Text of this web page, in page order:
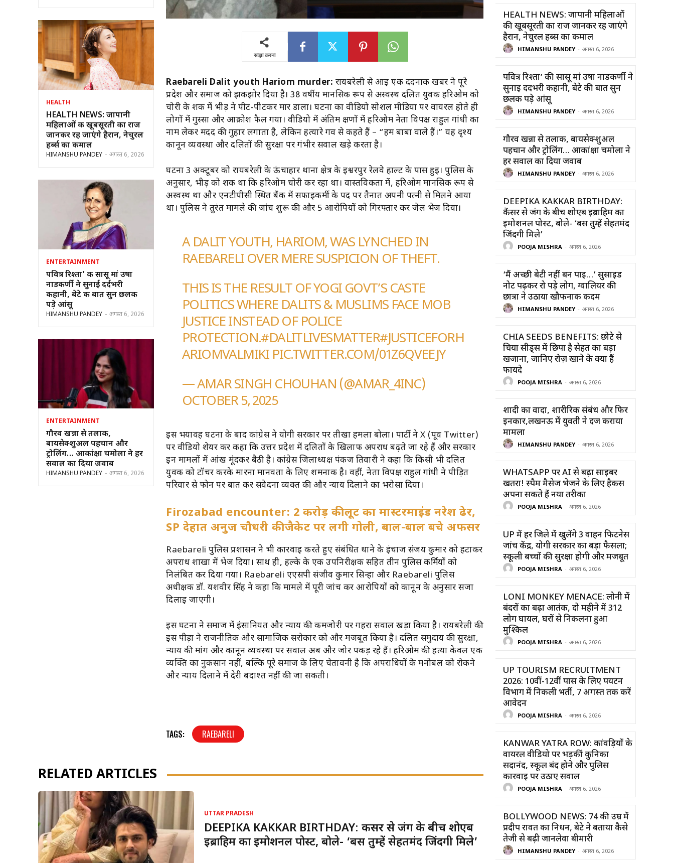
HEALTH
HEALTH NEWS: जापानी
महिलाओं की खूबसूरती का राज
जानकर रह जाएंगे हैरान, नेचुरल
हर्ब्स का कमाल
HIMANSHU PANDEY - अगस्त 6, 2026
ENTERTAINMENT
पवित्र रिश्ता’ की सासू मां उषा
नाडकर्णी ने सुनाई दर्दभरी
कहानी, बेटे की बात सुन छलक
पड़े आंसू
HIMANSHU PANDEY - अगस्त 6, 2026
ENTERTAINMENT
गौरव खन्ना से तलाक,
बायसेक्शुअल पहचान और
ट्रोलिंग… आकांक्षा चमोला ने हर
सवाल का दिया जवाब
HIMANSHU PANDEY - अगस्त 6, 2026
साझा करना
Raebareli Dalit youth Hariom murder: रायबरेली से आई एक दर्दनाक खबर ने पूरे
प्रदेश और समाज को झकझोर दिया है। 38 वर्षीय मानसिक रूप से अस्वस्थ दलित युवक हरिओम को
चोरी के शक में भीड़ ने पीट-पीटकर मार डाला। घटना का वीडियो सोशल मीडिया पर वायरल होते ही
लोगों में गुस्सा और आक्रोश फैल गया। वीडियो में अंतिम क्षणों में हरिओम नेता विपक्ष राहुल गांधी का
नाम लेकर मदद की गुहार लगाता है, लेकिन हत्यारे गर्व से कहते हैं – “हम बाबा वाले हैं।” यह दृश्य
कानून व्यवस्था और दलितों की सुरक्षा पर गंभीर सवाल खड़े करता है।
घटना 3 अक्टूबर को रायबरेली के ऊंचाहार थाना क्षेत्र के ईश्वरपुर रेलवे हाल्ट के पास हुई। पुलिस के
अनुसार, भीड़ को शक था कि हरिओम चोरी कर रहा था। वास्तविकता में, हरिओम मानसिक रूप से
अस्वस्थ था और एनटीपीसी स्थित बैंक में सफाईकर्मी के पद पर तैनात अपनी पत्नी से मिलने आया
था। पुलिस ने तुरंत मामले की जांच शुरू की और 5 आरोपियों को गिरफ्तार कर जेल भेज दिया।
A DALIT YOUTH, HARIOM, WAS LYNCHED IN
RAEBARELI OVER MERE SUSPICION OF THEFT.
THIS IS THE RESULT OF YOGI GOVT’S CASTE
POLITICS WHERE DALITS & MUSLIMS FACE MOB
JUSTICE INSTEAD OF POLICE
PROTECTION.#DALITLIVESMATTER#JUSTICEFORH
ARIOMVALMIKI PIC.TWITTER.COM/01Z6QVEEJY
— AMAR SINGH CHOUHAN (@AMAR_4INC)
OCTOBER 5, 2025
इस भयावह घटना के बाद कांग्रेस ने योगी सरकार पर तीखा हमला बोला। पार्टी ने X (पूर्व Twitter)
पर वीडियो शेयर कर कहा कि उत्तर प्रदेश में दलितों के खिलाफ अपराध बढ़ते जा रहे हैं और सरकार
इन मामलों में आंख मूंदकर बैठी है। कांग्रेस जिलाध्यक्ष पंकज तिवारी ने कहा कि किसी भी दलित
युवक को टॉर्चर करके मारना मानवता के लिए शर्मनाक है। वहीं, नेता विपक्ष राहुल गांधी ने पीड़ित
परिवार से फोन पर बात कर संवेदना व्यक्त की और न्याय दिलाने का भरोसा दिया।
Firozabad encounter: 2 करोड़ की लूट का मास्टरमाइंड नरेश ढेर,
SP देहात अनुज चौधरी की जैकेट पर लगी गोली, बाल-बाल बचे अफसर
Raebareli पुलिस प्रशासन ने भी कार्रवाई करते हुए संबंधित थाने के इंचार्ज संजय कुमार को हटाकर
अपराध शाखा में भेज दिया। साथ ही, हल्के के एक उपनिरीक्षक सहित तीन पुलिस कर्मियों को
निलंबित कर दिया गया। Raebareli एएसपी संजीव कुमार सिन्हा और Raebareli पुलिस
अधीक्षक डॉ. यशवीर सिंह ने कहा कि मामले में पूरी जांच कर आरोपियों को कानून के अनुसार सजा
दिलाई जाएगी।
इस घटना ने समाज में इंसानियत और न्याय की कमजोरी पर गहरा सवाल खड़ा किया है। रायबरेली की
इस पीड़ा ने राजनीतिक और सामाजिक सरोकार को और मजबूत किया है। दलित समुदाय की सुरक्षा,
न्याय की मांग और कानून व्यवस्था पर सवाल अब और जोर पकड़ रहे हैं। हरिओम की हत्या केवल एक
व्यक्ति का नुकसान नहीं, बल्कि पूरे समाज के लिए चेतावनी है कि अपराधियों के मनोबल को रोकने
और न्याय दिलाने में देरी बर्दाश्त नहीं की जा सकती।
TAGS: RAEBARELI
RELATED ARTICLES
UTTAR PRADESH
DEEPIKA KAKKAR BIRTHDAY: कैंसर से जंग के बीच शोएब
इब्राहिम का इमोशनल पोस्ट, बोले- ‘बस तुम्हें सेहतमंद जिंदगी मिले’
HEALTH NEWS: जापानी महिलाओं
की खूबसूरती का राज जानकर रह जाएंगे
हैरान, नेचुरल हर्ब्स का कमाल
HIMANSHU PANDEY - अगस्त 6, 2026
पवित्र रिश्ता’ की सासू मां उषा नाडकर्णी ने
सुनाई दर्दभरी कहानी, बेटे की बात सुन
छलक पड़े आंसू
HIMANSHU PANDEY - अगस्त 6, 2026
गौरव खन्ना से तलाक, बायसेक्शुअल
पहचान और ट्रोलिंग… आकांक्षा चमोला ने
हर सवाल का दिया जवाब
HIMANSHU PANDEY - अगस्त 6, 2026
DEEPIKA KAKKAR BIRTHDAY:
कैंसर से जंग के बीच शोएब इब्राहिम का
इमोशनल पोस्ट, बोले- ‘बस तुम्हें सेहतमंद
जिंदगी मिले’
POOJA MISHRA - अगस्त 6, 2026
‘मैं अच्छी बेटी नहीं बन पाई…’ सुसाइड
नोट पढ़कर रो पड़े लोग, ग्वालियर की
छात्रा ने उठाया खौफनाक कदम
HIMANSHU PANDEY - अगस्त 6, 2026
CHIA SEEDS BENEFITS: छोटे से
चिया सीड्स में छिपा है सेहत का बड़ा
खजाना, जानिए रोज़ खाने के क्या हैं
फायदे
POOJA MISHRA - अगस्त 6, 2026
शादी का वादा, शारीरिक संबंध और फिर
इनकार,लखनऊ में युवती ने दर्ज कराया
मामला
HIMANSHU PANDEY - अगस्त 6, 2026
WHATSAPP पर AI से बढ़ा साइबर
खतरा! स्पैम मैसेज भेजने के लिए हैकर्स
अपना सकते हैं नया तरीका
POOJA MISHRA - अगस्त 6, 2026
UP में हर जिले में खुलेंगे 3 वाहन फिटनेस
जांच केंद्र, योगी सरकार का बड़ा फैसला;
स्कूली बच्चों की सुरक्षा होगी और मजबूत
POOJA MISHRA - अगस्त 6, 2026
LONI MONKEY MENACE: लोनी में
बंदरों का बढ़ा आतंक, दो महीने में 312
लोग घायल, घरों से निकलना हुआ
मुश्किल
POOJA MISHRA - अगस्त 6, 2026
UP TOURISM RECRUITMENT
2026: 10वीं-12वीं पास के लिए पर्यटन
विभाग में निकली भर्ती, 7 अगस्त तक करें
आवेदन
POOJA MISHRA - अगस्त 6, 2026
KANWAR YATRA ROW: कांवड़ियों के
वायरल वीडियो पर भड़कीं कुनिका
सदानंद, स्कूल बंद होने और पुलिस
कार्रवाई पर उठाए सवाल
POOJA MISHRA - अगस्त 6, 2026
BOLLYWOOD NEWS: 74 की उम्र में
प्रदीप रावत का निधन, बेटे ने बताया कैसे
तेजी से बढ़ी जानलेवा बीमारी
HIMANSHU PANDEY - अगस्त 6, 2026